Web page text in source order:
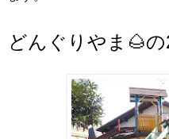
どんぐりやま🌰